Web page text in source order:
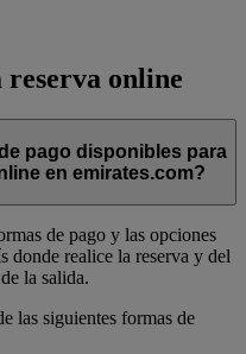
reserva online
pago disponibles para
en emirates.com?
de pago y las opciones
donde realice la reserva y del
la salida.
las siguientes formas de